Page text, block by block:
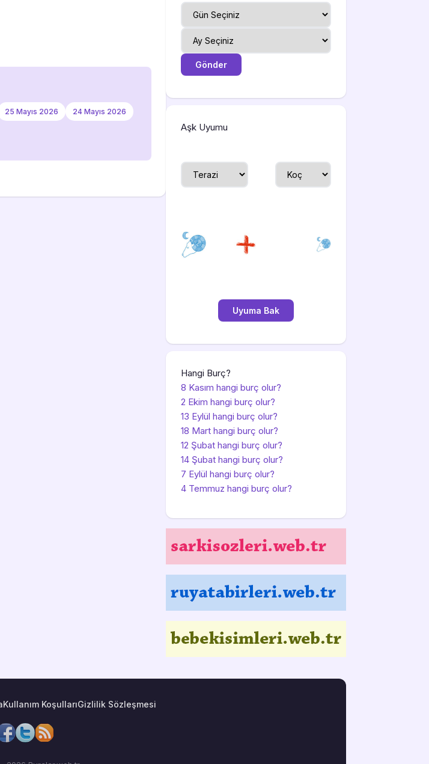
25 Mayıs 2026 24 Mayıs 2026
Aşk Uyumu
Hangi Burç?
8 Kasım hangi burç olur?
2 Ekim hangi burç olur?
13 Eylül hangi burç olur?
18 Mart hangi burç olur?
12 Şubat hangi burç olur?
14 Şubat hangi burç olur?
7 Eylül hangi burç olur?
4 Temmuz hangi burç olur?
Kullanım KoşullarıGizlilik Sözleşmesi